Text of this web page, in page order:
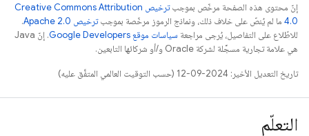
إنّ محتوى هذه الصفحة مرخّص بموجب
ترخيص Creative Commons Attribution
4.0‏ ما لم يُنصّ على خلاف ذلك، ونماذج الرموز مرخّصة بموجبترخيص Apache 2.0‏
.
للاطّلاع على التفاصيل، يُرجى مراجعة سياسات موقع Google Developers‏
. إنّ Java
هي علامة تجارية مسجَّلة لشركة Oracle و/أو شركائها التابعين.
تاريخ التعديل الأخير: 2024-09-12 (حسب التوقيت العالمي المتفَّق عليه)
التعلّم